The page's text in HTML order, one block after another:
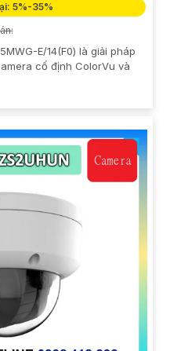
5%-35%
E/14(F0) là giải pháp
cố định ColorVu và